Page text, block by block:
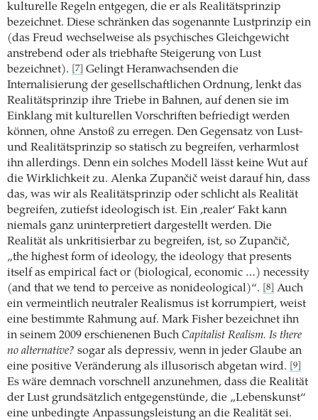
kulturelle Regeln entgegen, die er als Realitätsprinzip
bezeichnet. Diese schränken das sogenannte Lustprinzip ein
(das Freud wechselweise als psychisches Gleichgewicht
anstrebend oder als triebhafte Steigerung von Lust
bezeichnet).
[7]
Gelingt Heranwachsenden die
Internalisierung der gesellschaftlichen Ordnung, lenkt das
Realitätsprinzip ihre Triebe in Bahnen, auf denen sie im
Einklang mit kulturellen Vorschriften befriedigt werden
können, ohne Anstoß zu erregen. Den Gegensatz von Lust-
und Realitätsprinzip so statisch zu begreifen, verharmlost
ihn allerdings. Denn ein solches Modell lässt keine Wut auf
die Wirklichkeit zu. Alenka Zupančič weist darauf hin, dass
das, was wir als Realitätsprinzip oder schlicht als Realität
begreifen, zutiefst ideologisch ist. Ein ,realer‘ Fakt kann
niemals ganz uninterpretiert dargestellt werden. Die
Realität als unkritisierbar zu begreifen, ist, so Zupančič,
„the highest form of ideology, the ideology that presents
itself as empirical fact or (biological, economic …) necessity
(and that we tend to perceive as nonideological)“.
[8]
Auch
ein vermeintlich neutraler Realismus ist korrumpiert, weist
eine bestimmte Rahmung auf. Mark Fisher bezeichnet ihn
in seinem 2009 erschienenen Buch Capitalist Realism. Is there
no alternative? sogar als depressiv, wenn in jeder Glaube an
eine positive Veränderung als illusorisch abgetan wird.
[9]
Es wäre demnach vorschnell anzunehmen, dass die Realität
der Lust grundsätzlich entgegenstünde, die „Lebenskunst“
eine unbedingte Anpassungsleistung an die Realität sei.